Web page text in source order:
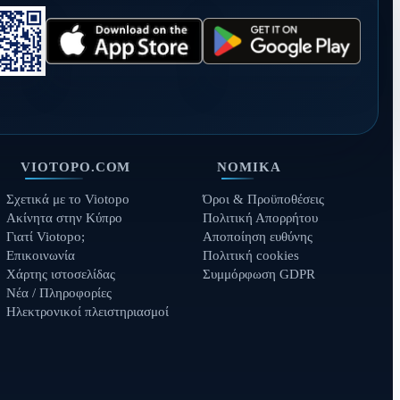
VIOTOPO.COM
Σχετικά με το Viotopo
Ακίνητα στην Κύπρο
Γιατί Viotopo;
Επικοινωνία
Χάρτης ιστοσελίδας
Νέα / Πληροφορίες
Ηλεκτρονικοί πλειστηριασμοί
ΝΟΜΙΚΆ
Όροι & Προϋποθέσεις
Πολιτική Απορρήτου
Αποποίηση ευθύνης
Πολιτική cookies
Συμμόρφωση GDPR